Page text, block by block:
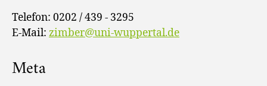
Telefon: 0202 / 439 - 3295
E-Mail: zimber@uni-wuppertal.de
Meta